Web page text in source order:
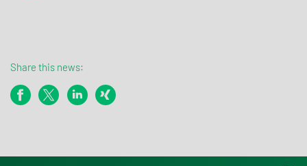
Share this news: